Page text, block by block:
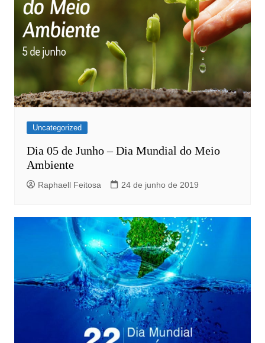
Uncategorized
Dia 05 de Junho – Dia Mundial do Meio
Ambiente
Raphaell Feitosa 24 de junho de 2019